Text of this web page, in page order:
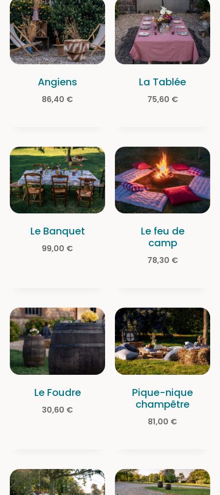
Angiens
86,40 €
La Tablée
75,60 €
Le Banquet
99,00 €
Le feu de
camp
78,30 €
Le Foudre
30,60 €
Pique-nique
champêtre
81,00 €